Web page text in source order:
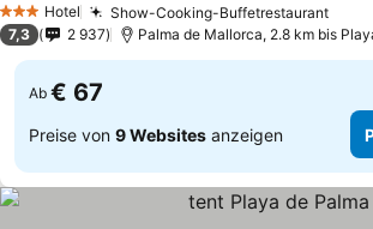
3 SterneHotel Show-Cooking-Buffetrestaurant
7,3 2 937 Palma de Mallorca, 2.8 km bis
Ab € 67
Preise von 9 Websites anzeigen